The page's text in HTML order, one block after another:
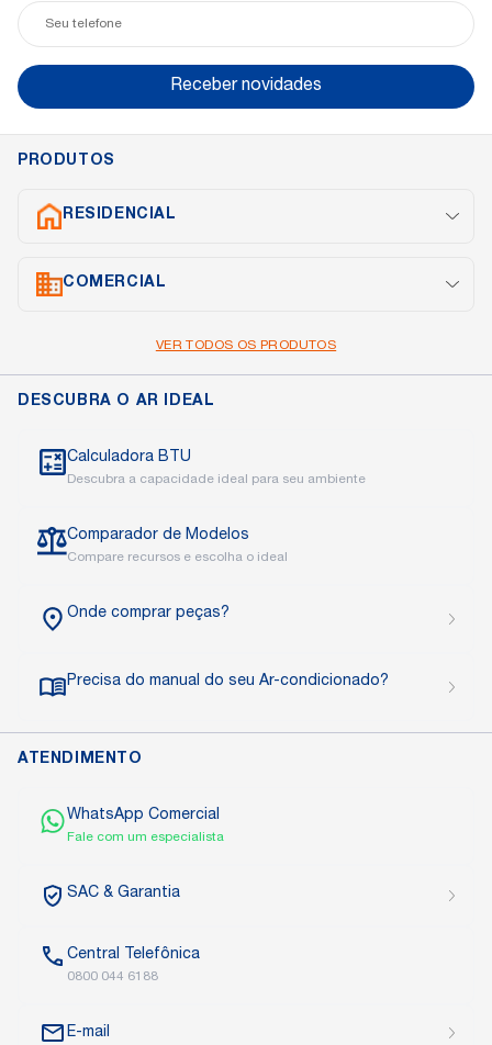
Seu
telefone
Receber novidades
PRODUTOS
RESIDENCIAL
Cassete
Portátil
COMERCIAL
VER TODOS OS PRODUTOS
DESCUBRA O AR IDEAL
Calculadora BTU
Descubra a capacidade ideal para seu ambiente
Comparador de Modelos
Compare recursos e escolha o ideal
Onde comprar peças?
Precisa do manual do seu Ar-condicionado?
ATENDIMENTO
WhatsApp Comercial
Fale com um especialista
SAC & Garantia
Central Telefônica
0800 044 6188
E-mail